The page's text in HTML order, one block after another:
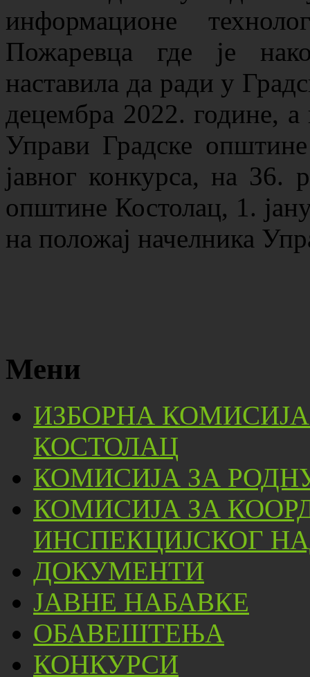
информационе
Пожаревца где је
наставила да ради у
децембра 2022. године,
Управи Градске
јавног конкурса, на 36.
општине Костолац, 1.
на положај начелника
Мени
ИЗБОРНА
КОСТОЛАЦ
КОМИСИЈА ЗА
КОМИСИЈА ЗА
ИНСПЕКЦИЈСКОГ
ДОКУМЕНТИ
ЈАВНЕ НАБАВКЕ
ОБАВЕШТЕЊА
КОНКУРСИ